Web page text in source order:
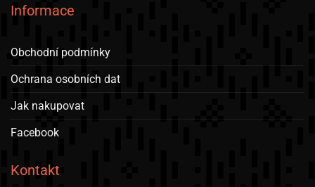
Informace
Obchodní podmínky
Ochrana osobních dat
Jak nakupovat
Facebook
Kontakt